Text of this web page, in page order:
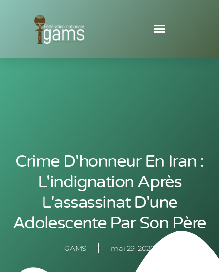
Crime D'honneur En Iran :
L'indignation Après
L'assassinat D'une
Adolescente Par Son Père
GAMS mai 29, 2020